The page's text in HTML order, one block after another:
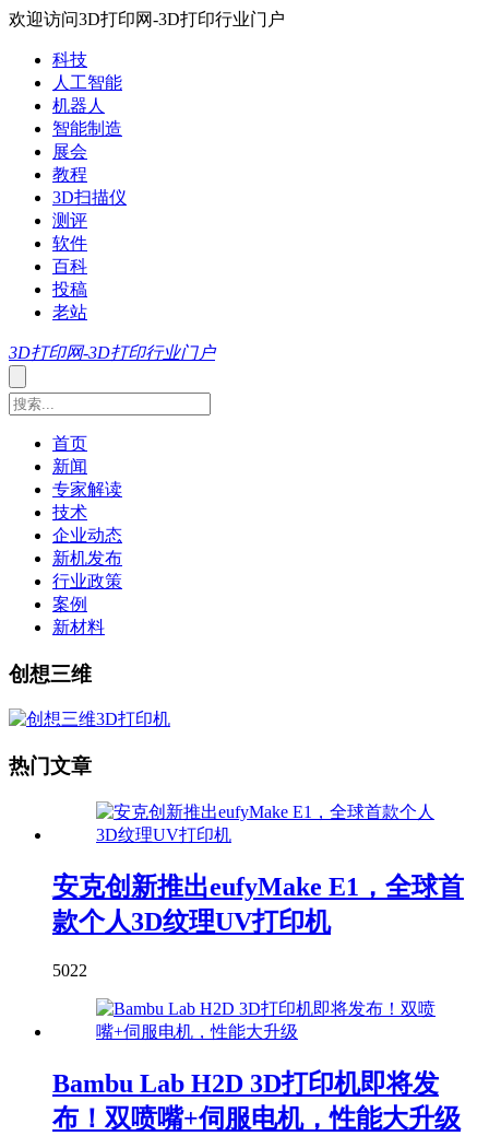
欢迎访问3D打印网-3D打印行业门户
科技
人工智能
机器人
智能制造
展会
教程
3D扫描仪
测评
软件
百科
投稿
老站
3D打印网-3D打印行业门户
首页
新闻
专家解读
技术
企业动态
新机发布
行业政策
案例
新材料
创想三维
热门文章
安克创新推出eufyMake E1，全球首
款个人3D纹理UV打印机
5022
Bambu Lab H2D 3D打印机即将发
布！双喷嘴+伺服电机，性能大升级